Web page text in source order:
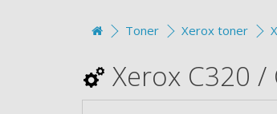
Toner Xerox toner
Xerox C320